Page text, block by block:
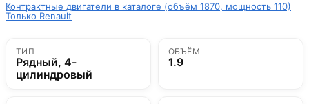
Контрактные двигатели в каталоге (объём 1870, мощность 110)
Только Renault
ТИП
Рядный, 4-
цилиндровый
ОБЪЁМ
1.9